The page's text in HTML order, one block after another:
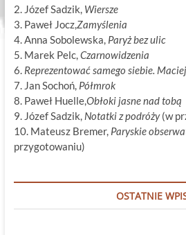
2. Józef Sadzik, Wiersze
3. Paweł Jocz,Zamyślenia
4. Anna Sobolewska, Paryż bez ulic
5. Marek Pelc,Czarnowidzenia
6. Reprezentować samego siebie.
7. Jan Sochoń, Półmrok
8. Paweł Huelle,Obłoki jasne nad tobą
9. Józef Sadzik, Notatki z podróży(w
10. Mateusz Bremer, Paryskie
przygotowaniu)
OSTATNIE